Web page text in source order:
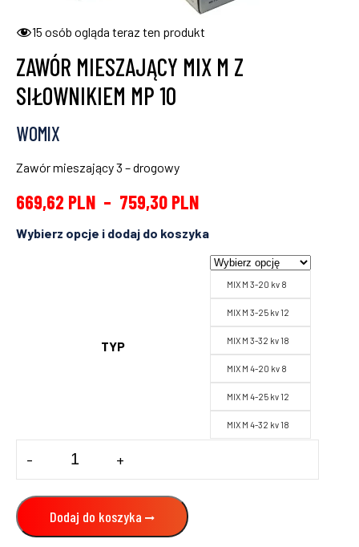
15 osób ogląda teraz ten produkt
ZAWÓR MIESZAJĄCY MIX M Z
SIŁOWNIKIEM MP 10
WOMIX
Zawór mieszający 3 – drogowy
669,62 PLN – 759,30 PLN
TYP
MIX M 3-20 kv 8
MIX M 3-25 kv 12
MIX M 3-32 kv 18
MIX M 4-20 kv 8
MIX M 4-25 kv 12
MIX M 4-32 kv 18
ZAWÓR
MIESZAJĄCY
MIX
M
Z
SIŁOWNIKIEM
- +
Dodaj do koszyka